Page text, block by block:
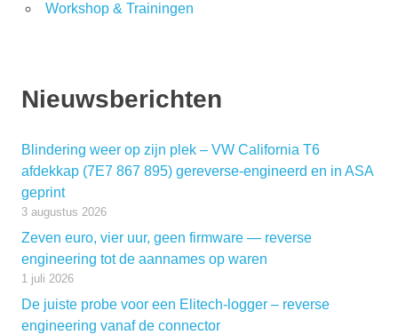
Workshop & Trainingen
Nieuwsberichten
Blindering weer op zijn plek – VW California T6
afdekkap (7E7 867 895) gereverse-engineerd en in ASA
geprint
3 augustus 2026
Zeven euro, vier uur, geen firmware — reverse
engineering tot de aannames op waren
1 juli 2026
De juiste probe voor een Elitech-logger – reverse
engineering vanaf de connector